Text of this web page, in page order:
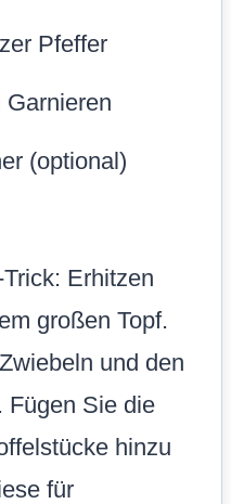
Pfeffer
(optional)
Erhitzen
großen Topf.
und den
Fügen Sie die
hinzu
für